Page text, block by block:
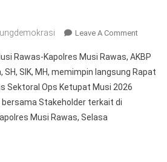
Leave A CommentOn
Prima
Rawas-Kapolres Musi Rawas, AKBP
SIK, MH, memimpin langsung Rapat
Sektoral Ops Ketupat Musi 2026
bersama Stakeholder terkait di
Musi Rawas, Selasa